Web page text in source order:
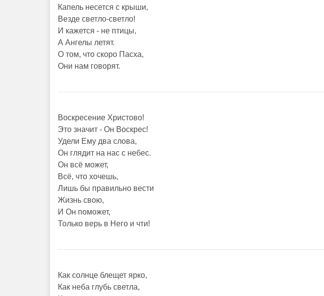
Капель несется с крыши,
Везде светло-светло!
И кажется - не птицы,
А Ангелы летят.
О том, что скоро Пасха,
Они нам говорят.
Воскресение Христово!
Это значит - Он Воскрес!
Удели Ему два слова,
Он глядит на нас с небес.
Он всё может,
Всё, что хочешь,
Лишь бы правильно вести
Жизнь свою,
И Он поможет,
Только верь в Него и чти!
Как солнце блещет ярко,
Как неба глубь светла,